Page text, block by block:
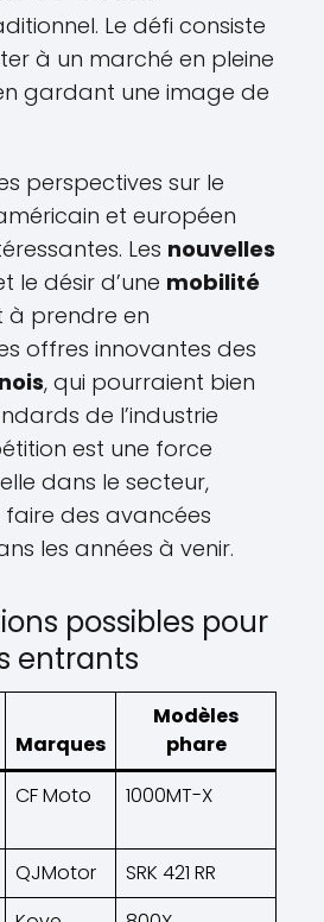
Le défi consiste
à un marché en pleine
gardant une image de
perspectives sur le
et européen
Les nouvelles
le désir d’une mobilité
à prendre en
offres innovantes des
, qui pourraient bien
de l’industrie
est une force
dans le secteur,
des avancées
les années à venir.
possibles pour
entrants
Marques
Modèles
phare
CF Moto 1000MT-X
QJMotor
SRK 421 RR